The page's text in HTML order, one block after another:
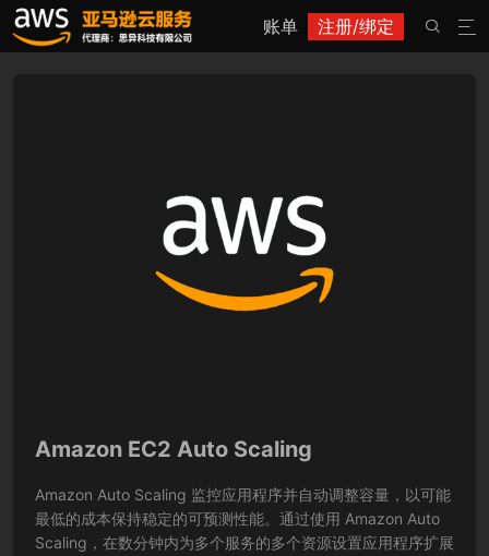
账单 注册/绑定 

Amazon EC2 Auto Scaling
Amazon Auto Scaling 监控应用程序并自动调整容量，以可能
最低的成本保持稳定的可预测性能。通过使用 Amazon Auto
Scaling，在数分钟内为多个服务的多个资源设置应用程序扩展